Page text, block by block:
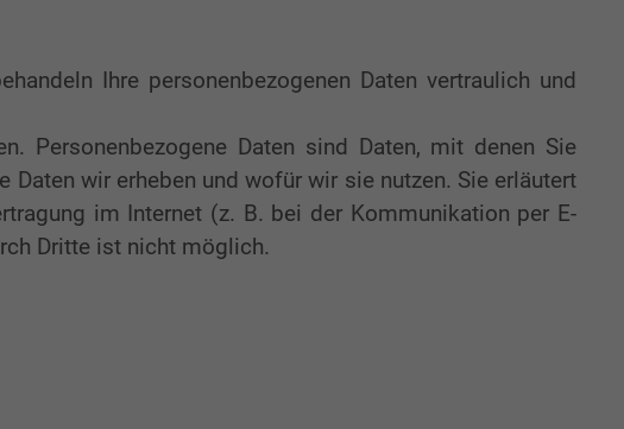
Ihre personenbezogenen Daten vertraulich und
Personenbezogene Daten sind Daten, mit denen Sie
wir erheben und wofür wir sie nutzen. Sie erläutert
im Internet (z. B. bei der Kommunikation per E-
Dritte ist nicht möglich.